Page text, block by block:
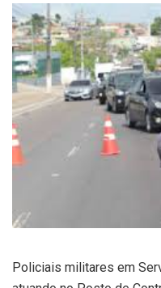
Policiais militares em